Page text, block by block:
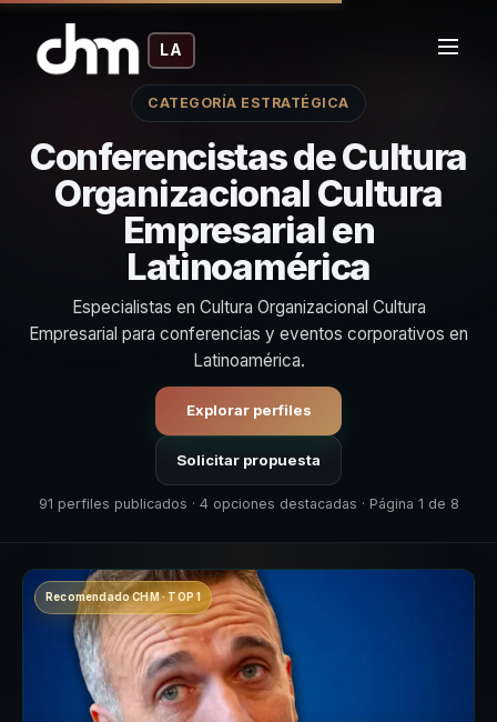
LA
CATEGORÍA ESTRATÉGICA
Conferencistas de Cultura
Organizacional Cultura
Empresarial en
Latinoamérica
Especialistas en Cultura Organizacional Cultura
Empresarial para conferencias y eventos corporativos en
Latinoamérica.
Explorar perfiles
Solicitar propuesta
91 perfiles publicados · 4 opciones destacadas · Página 1 de 8
Recomendado CHM · TOP 1